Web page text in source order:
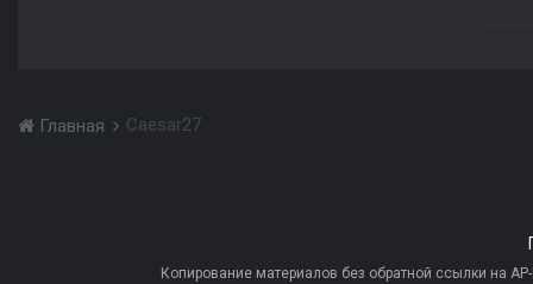
Главная Caesar27
Копирование материалов без обратной ссылки на